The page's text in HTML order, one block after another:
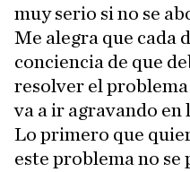
muy serio si no se
Me alegra que cada
conciencia de que
resolver el problema
va a ir agravando en
Lo primero que
este problema no se